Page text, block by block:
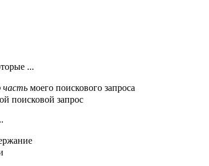
...
часть моего поискового запроса
поисковой запрос